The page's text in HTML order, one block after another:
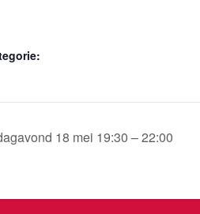
18 mei 19:30 – 22:00